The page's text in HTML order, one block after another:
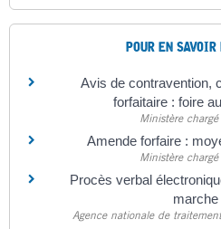
POUR EN SAVOIR
Avis de contravention,
forfaitaire : foire
Ministère
Amende forfaire :
Ministère
Procès verbal
marche
Agence nationale de